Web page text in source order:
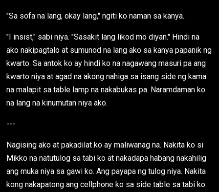
"Sa sofa na lang, okay lang," ngiti ko naman sa kanya.
"I insist," sabi niya. "Sasakit lang likod mo diyan." Hindi na
ako nakipagtalo at sumunod na lang ako sa kanya papanik ng
kwarto. Sa antok ko ay hindi ko na nagawang masuri pa ang
kwarto niya at agad na akong nahiga sa isang side ng kama
na malapit sa table lamp na nakabukas pa. Naramdaman ko
na lang na kinumutan niya ako.
---
Nagising ako at pakadilat ko ay maliwanag na. Nakita ko si
Mikko na natutulog sa tabi ko at nakadapa habang nakahilig
ang muka niya sa gawi ko. Ang payapa ng tulog niya. Nakita
kong nakapatong ang cellphone ko sa side table sa tabi ko.